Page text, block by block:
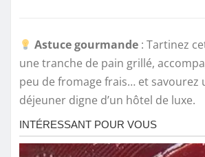
Astuce gourmande : Tartinez
une tranche de pain grillé,
peu de fromage frais… et savourez
déjeuner digne d’un hôtel de luxe.